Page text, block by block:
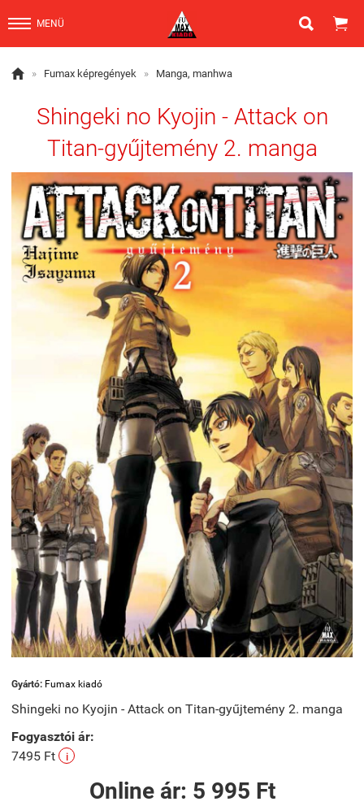
MENÜ  
 » Fumax képregények » Manga, manhwa
Shingeki no Kyojin - Attack on
Titan-gyűjtemény 2. manga
Gyártó: Fumax kiadó
Shingeki no Kyojin - Attack on Titan-gyűjtemény 2. manga
Fogyasztói ár:
7495 Ft
i
Online ár: 5 995 Ft